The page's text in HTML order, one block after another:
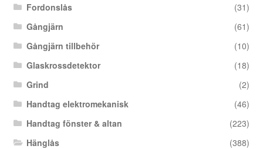
Fordonslås
(31)
Gångjärn
(61)
Gångjärn tillbehör
(10)
Glaskrossdetektor
(18)
Grind
(2)
Handtag elektromekanisk
(46)
Handtag fönster & altan
(223)
Hänglås
(388)